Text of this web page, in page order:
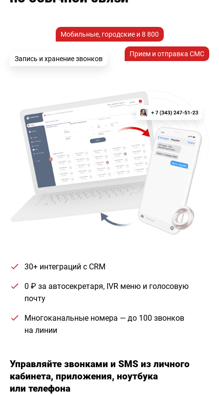
Мобильные, городские и 8 800
Прием и отправка СМС
Запись и хранение звонков
30+ интеграций с CRM
0 ₽ за автосекретаря, IVR меню и голосовую
почту
Многоканальные номера — до 100 звонков
на линии
Управляйте звонками и SMS из личного
кабинета, приложения, ноутбука
или телефона